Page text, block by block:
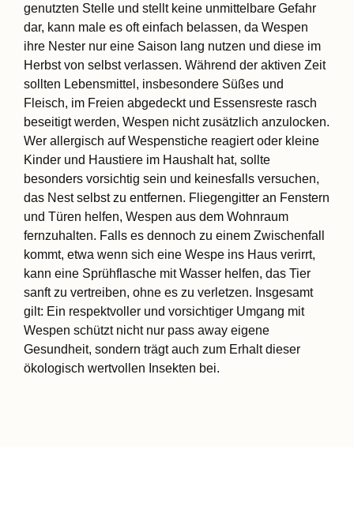
genutzten Stelle und stellt keine unmittelbare Gefahr
dar, kann male es oft einfach belassen, da Wespen
ihre Nester nur eine Saison lang nutzen und diese im
Herbst von selbst verlassen. Während der aktiven Zeit
sollten Lebensmittel, insbesondere Süßes und
Fleisch, im Freien abgedeckt und Essensreste rasch
beseitigt werden, Wespen nicht zusätzlich anzulocken.
Wer allergisch auf Wespenstiche reagiert oder kleine
Kinder und Haustiere im Haushalt hat, sollte
besonders vorsichtig sein und keinesfalls versuchen,
das Nest selbst zu entfernen. Fliegengitter an Fenstern
und Türen helfen, Wespen aus dem Wohnraum
fernzuhalten. Falls es dennoch zu einem Zwischenfall
kommt, etwa wenn sich eine Wespe ins Haus verirrt,
kann eine Sprühflasche mit Wasser helfen, das Tier
sanft zu vertreiben, ohne es zu verletzen. Insgesamt
gilt: Ein respektvoller und vorsichtiger Umgang mit
Wespen schützt nicht nur pass away eigene
Gesundheit, sondern trägt auch zum Erhalt dieser
ökologisch wertvollen Insekten bei.